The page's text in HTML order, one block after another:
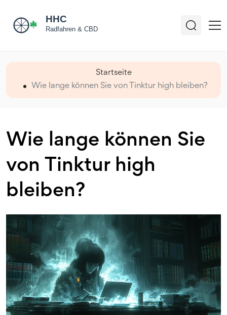
Startseite
Wie lange können Sie von Tinktur high bleiben?
Wie lange können Sie
von Tinktur high
bleiben?